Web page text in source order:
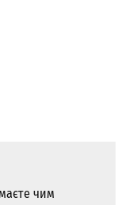
чим